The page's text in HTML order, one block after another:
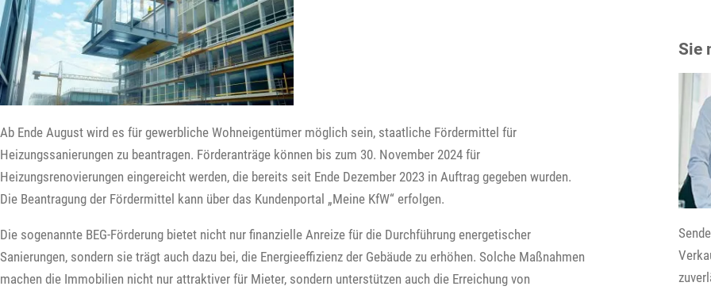
Ab Ende August wird es für gewerbliche Wohneigentümer möglich sein, staatliche Fördermittel für
Heizungssanierungen zu beantragen. Förderanträge können bis zum 30. November 2024 für
Heizungsrenovierungen eingereicht werden, die bereits seit Ende Dezember 2023 in Auftrag gegeben wurden.
Die Beantragung der Fördermittel kann über das Kundenportal „Meine KfW“ erfolgen.
Die sogenannte BEG-Förderung bietet nicht nur finanzielle Anreize für die Durchführung energetischer
Sanierungen, sondern sie trägt auch dazu bei, die Energieeffizienz der Gebäude zu erhöhen. Solche Maßnahmen
machen die Immobilien nicht nur attraktiver für Mieter, sondern unterstützen auch die Erreichung von
Sie